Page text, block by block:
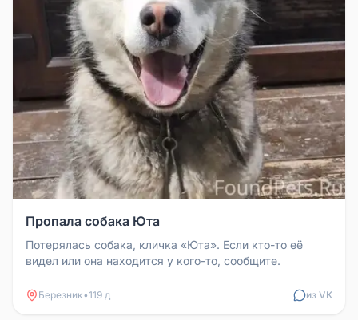
Пропала собака Юта
Потерялась собака, кличка «Юта». Если кто-то её
видел или она находится у кого-то, сообщите.
Березник•119 д из VK